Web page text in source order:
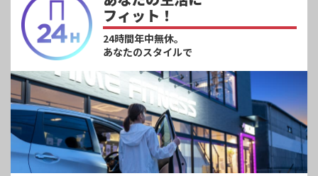
フィット！
24時間年中無休。
あなたのスタイルで